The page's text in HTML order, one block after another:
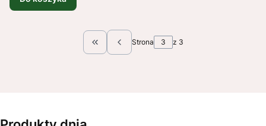
Wróć do pierwszej strony z produktami
Strona z 3